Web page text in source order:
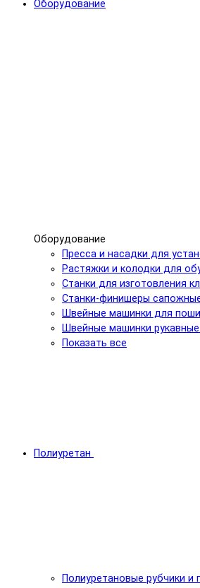
Оборудование
Оборудование
Пресса и насадки для
Растяжки и колодки для
Станки для изготовления
Станки-финишеры
Швейные машинки для
Швейные машинки
Показать все
Полиуретан
Полиуретановые рубчики и